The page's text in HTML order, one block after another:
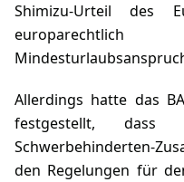
Shimizu-Urteil
Allerdings hatte das
festgestellt,
Schwerbehinderten-
den Regelungen für